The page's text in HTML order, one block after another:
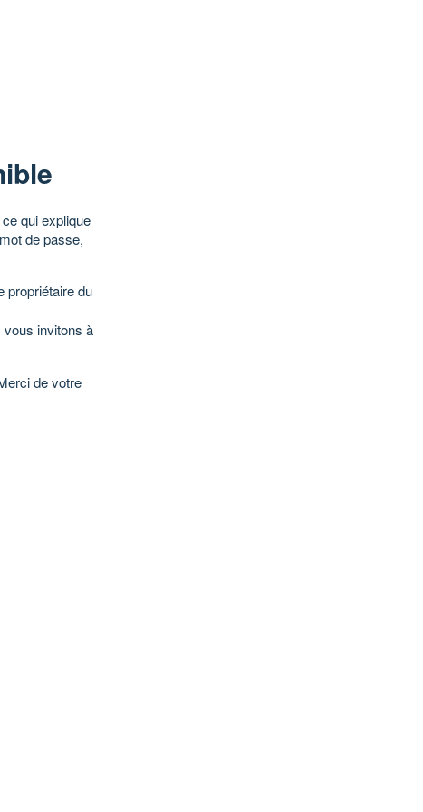
qui explique
de passe,
propriétaire du
vous invitons à
de votre